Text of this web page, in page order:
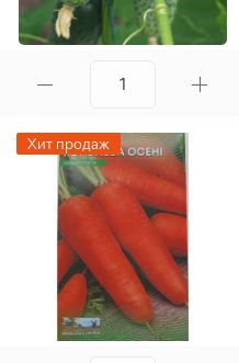
Хит продаж